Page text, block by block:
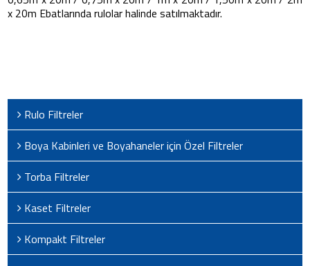
x 20m Ebatlarında rulolar halinde satılmaktadır.
Rulo Filtreler
Boya Kabinleri ve Boyahaneler için Özel Filtreler
Torba Filtreler
Kaset Filtreler
Kompakt Filtreler